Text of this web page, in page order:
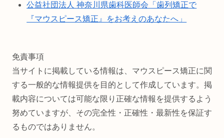
公益社団法人 神奈川県歯科医師会「歯列矯正で
『マウスピース矯正』をお考えのあなたへ」
免責事項
当サイトに掲載している情報は、マウスピース矯正に関
する一般的な情報提供を目的として作成しています。掲
載内容については可能な限り正確な情報を提供するよう
努めていますが、その完全性・正確性・最新性を保証す
るものではありません。